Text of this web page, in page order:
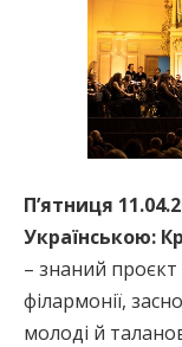
П’ятниця
Українською:
– знаний проєкт
філармонії,
молоді й